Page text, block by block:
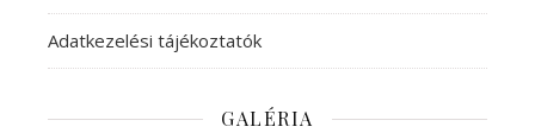
Adatkezelési tájékoztatók
GALÉRIA